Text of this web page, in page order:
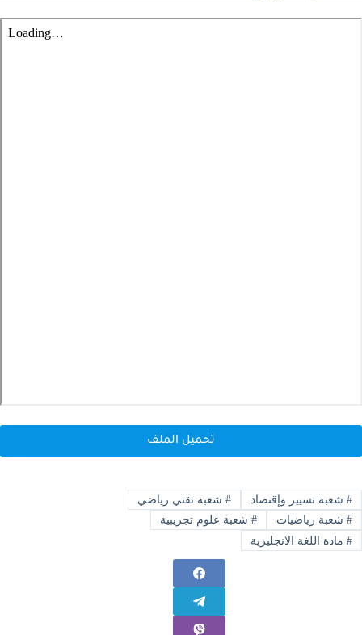
تحميل الملف
#شعبة تسيير وإقتصاد #شعبة تقني رياضي
#شعبة رياضيات #شعبة علوم تجريبية
#مادة اللغة الانجليزية